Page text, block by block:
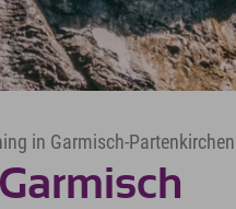
in Garmisch-Partenkirchen